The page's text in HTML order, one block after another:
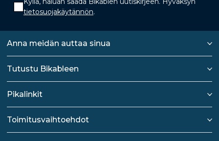
tietosuojakäytännön.
Anna meidän auttaa sinua
Tutustu Bikableen
Pikalinkit
Toimitusvaihtoehdot